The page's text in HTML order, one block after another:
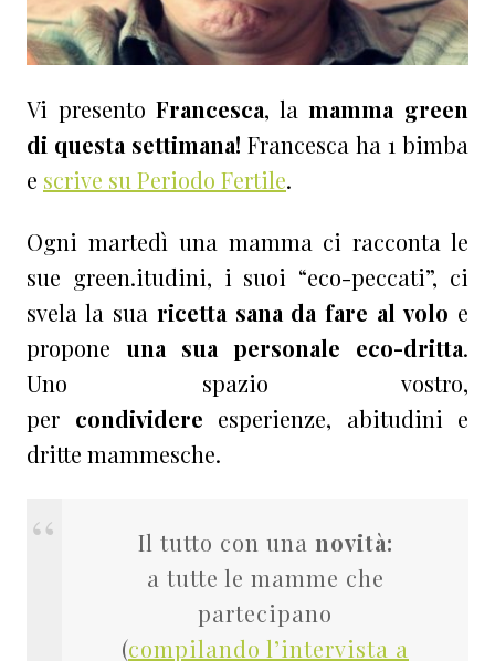
Vi presentoFrancesca, la mamma green
di questa settimana! Francesca ha 1 bimba
e scrive su Periodo Fertile.
Ogni martedì una mamma ci racconta le
sue green.itudini, i suoi “eco-peccati”, ci
svela la sua ricetta sana da fare al volo e
propone una sua personale eco-dritta.
Uno spazio vostro,
per condividere esperienze, abitudini e
dritte mammesche.
Il tutto con una novità:
a tutte le mamme che
partecipano
(compilando l’intervista a